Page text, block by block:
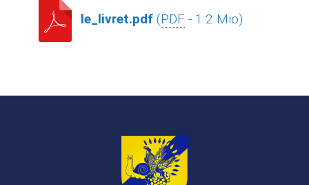
le_livret.pdf (PDF- 1.2 Mio)